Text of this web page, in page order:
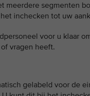
meerdere segmenten
inchecken tot uw
voor u klaar
vragen heeft.
gelabeld voor de